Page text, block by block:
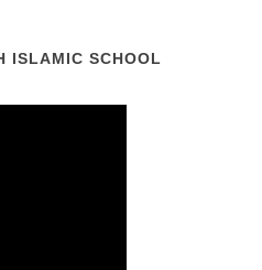
ISLAMIC SCHOOL